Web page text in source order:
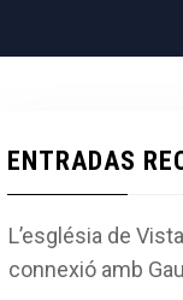
ENTRADAS
L’església de
connexió amb